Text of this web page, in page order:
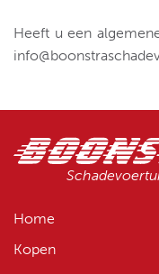
Heeft u een
Home
Kopen